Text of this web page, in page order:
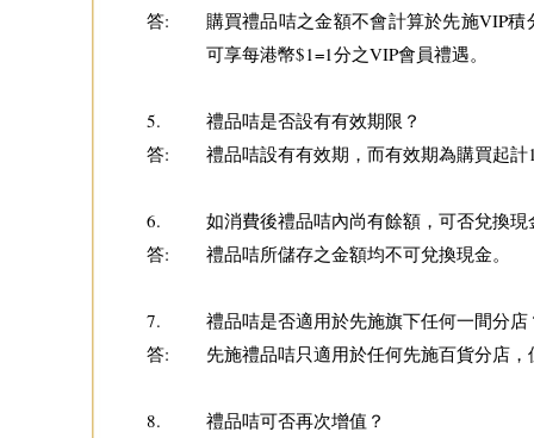
答:
購買禮品咭之金額不會計算於先施VIP
可享每港幣$1=1分之VIP會員禮遇。
5.
禮品咭是否設有有效期限？
答:
禮品咭設有有效期，而有效期為購買起計
6.
如消費後禮品咭內尚有餘額，可否兌換現
答:
禮品咭所儲存之金額均不可兌換現金。
7.
禮品咭是否適用於先施旗下任何一間分店
答:
先施禮品咭只適用於任何先施百貨分店
8.
禮品咭可否再次增值？